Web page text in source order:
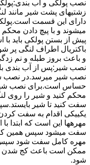
نصب پولکی و آب
زشتیهای پشت شیر
دارای این قسمت
میشوند و با پیچ دادن محکم
پیش از بستن پولکی باید
باکتریال اطراف لنگی پر
و باعث بروز طبله و نم
نصب شیر:پس از آب بندی
نصب شیر میرسد.در نصب
حساس است.برای نصب شیر
محکم کنید و شیر را روی
سفت کنید تا شیر
یکییکی اقدام به سفت
مهرهها این است که ابتدا
سفت میشود سپس همین کار
مهره کامل سفت شود سپس
ممکن است باعث کج شدن
شود.